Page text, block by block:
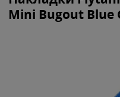
Mini Bugout Blue